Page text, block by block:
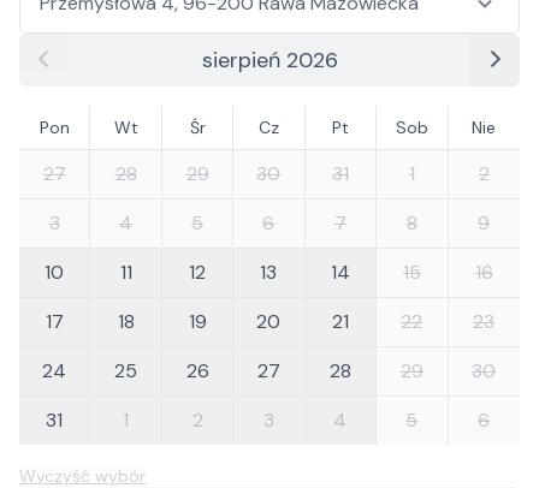
sierpień 2026
Pon Wt Śr Cz Pt Sob Nie
27 28 29 30 31 1
2
3
4 5 6 7 8
9
10
11 12 13 14 15
16
17
18 19 20 21 22
23
24
25 26 27 28 29
30
31
1 2 3 4 5 6
Wyczyść wybór